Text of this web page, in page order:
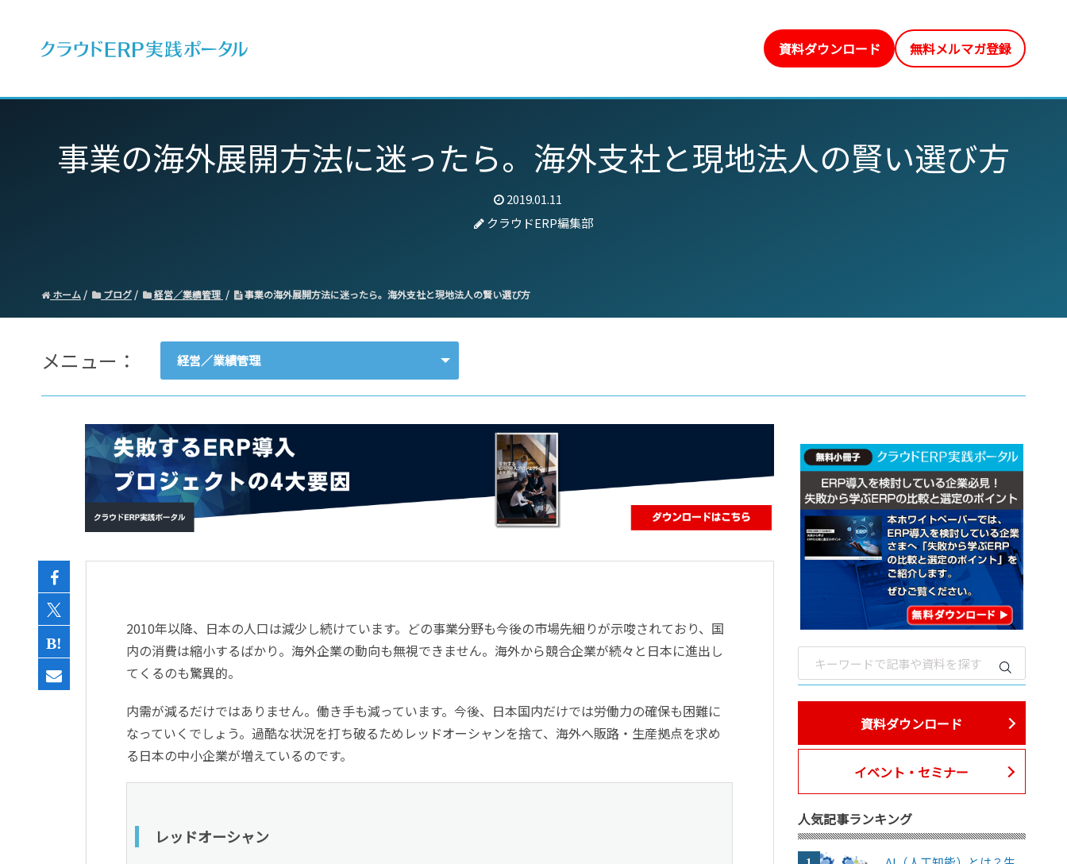
資料ダウンロード 無料メルマガ登録
事業の海外展開方法に迷ったら。海外支社と現地法人の賢い選び方
2019.01.11
クラウドERP編集部
ホーム ブログ 経営／業績管理 事業の海外展開方法に迷ったら。海外支社と現地法人の賢い選び方
メニュー： 経営／業績管理
会計
経営／業績管理
サプライチェーン／生産管理
CRM／営業支援／Eコマース
データ分析／BI
2010年以降、日本の人口は減少し続けています。どの事業分野も今後の市場先細りが示唆されており、国
内の消費は縮小するばかり。海外企業の動向も無視できません。海外から競合企業が続々と日本に進出し
てくるのも驚異的。
内需が減るだけではありません。働き手も減っています。今後、日本国内だけでは労働力の確保も困難に
なっていくでしょう。過酷な状況を打ち破るためレッドオーシャンを捨て、海外へ販路・生産拠点を求め
る日本の中小企業が増えているのです。
レッドオーシャン
資料ダウンロード
イベント・セミナー
人気記事ランキング